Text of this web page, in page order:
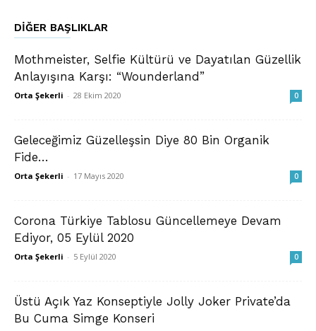
DIĞER BAŞLIKLAR
Mothmeister, Selfie Kültürü ve Dayatılan Güzellik
Anlayışına Karşı: “Wounderland”
Orta Şekerli - 28 Ekim 2020 0
​Geleceğimiz Güzelleşsin Diye 80 Bin Organik
Fide…
Orta Şekerli - 17 Mayıs 2020 0
Corona Türkiye Tablosu Güncellemeye Devam
Ediyor, 05 Eylül 2020
Orta Şekerli - 5 Eylül 2020 0
Üstü Açık Yaz Konseptiyle Jolly Joker Private’da
Bu Cuma Simge Konseri